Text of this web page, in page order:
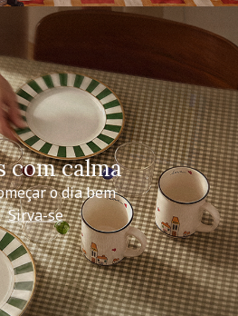
com calma
o dia bem
Sirva-se